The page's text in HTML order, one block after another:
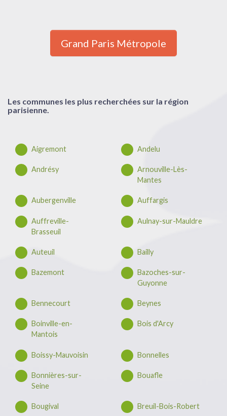
Grand Paris Métropole
Les communes les plus recherchées sur la région
parisienne.
Aigremont Andelu
Andrésy
Arnouville-Lès-
Mantes
Aubergenville Auffargis
Auffreville-
Brasseuil
Aulnay-sur-Mauldre
Auteuil Bailly
Bazemont
Bazoches-sur-
Guyonne
Bennecourt Beynes
Boinville-en-
Mantois
Bois d'Arcy
Boissy-Mauvoisin Bonnelles
Bonnières-sur-
Seine
Bouafle
Bougival Breuil-Bois-Robert